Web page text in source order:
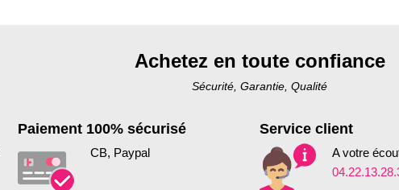
Achetez en toute confiance
Sécurité, Garantie, Qualité
Paiement 100% sécurisé
CB, Paypal
Service client
A votre